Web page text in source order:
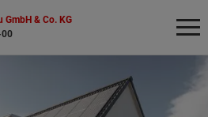
GmbH & Co. KG
00
Sie suchen?